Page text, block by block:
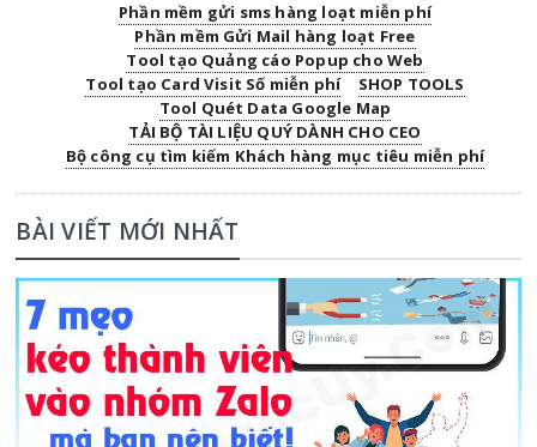
Phần mềm gửi sms hàng loạt miễn phí
Phần mềm Gửi Mail hàng loạt Free
Tool tạo Quảng cáo Popup cho Web
Tool tạo Card Visit Số miễn phí
SHOP TOOLS
Tool Quét Data Google Map
TẢI BỘ TÀI LIỆU QUÝ DÀNH CHO CEO
Bộ công cụ tìm kiếm Khách hàng mục tiêu miễn phí
BÀI VIẾT MỚI NHẤT